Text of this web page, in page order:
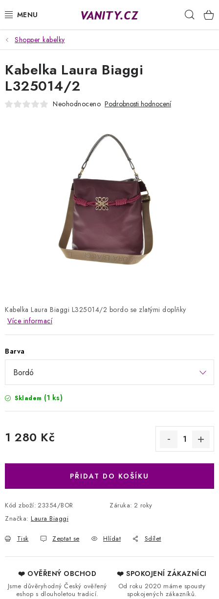
na
KABELKY
SPODNÍ PRÁDLO
PUNČOCHY
Jak nakupovat
Obchodní podmínky
Podmínky ochrany osobních údajů
Napište nám
Reklamace a vrácení zboží
Shopper kabelky
Kabelka Laura Biaggi L325014/2 bordo se zlatými doplňky
Více informací
Barva
Skladem (1 ks)
1 280 Kč
PŘIDAT DO KOŠÍKU
Kód zboží: 23354/BOR Záruka: 2 roky
Značka: Laura Biaggi
Tisk Zeptat se Hlídat Sdílet
Kabelka Laura Biaggi
L325014/2
Neohodnoceno Podrobnosti hodnocení
❤️ OVĚŘENÝ OBCHOD
Jsme důvěryhodný Český ověřený
eshop s dlouholetou tradicí.
❤️ SPOKOJENÍ ZÁKAZNÍCI
Od roku 2020 máme spousty
spokojených zákazníků.